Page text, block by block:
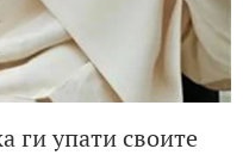
ги упати своите